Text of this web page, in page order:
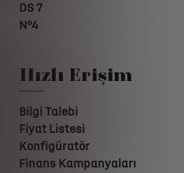
DS 7
N°4
Hızlı Erişim
Bilgi Talebi
Fiyat Listesi
Konfigüratör
Finans Kampanyaları